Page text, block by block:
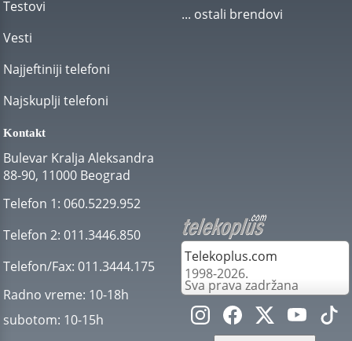
Testovi
Vesti
Najjeftiniji telefoni
Najskuplji telefoni
... ostali brendovi
Kontakt
Bulevar Kralja Aleksandra
88-90, 11000 Beograd
Telefon 1: 060.5229.952
Telefon 2: 011.3446.850
Telefon/Fax: 011.3444.175
Radno vreme: 10-18h
subotom: 10-15h
Telekoplus.com
1998-2026.
Sva prava zadržana